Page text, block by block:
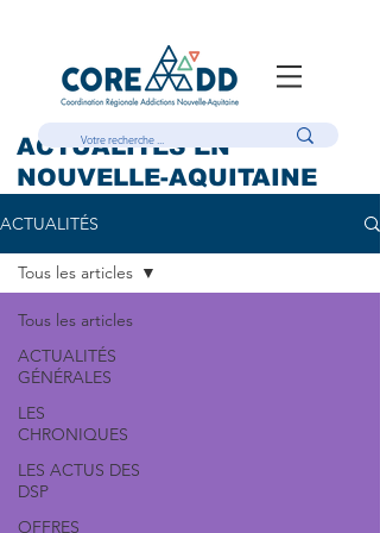
ACTUALITÉS EN
NOUVELLE-AQUITAINE
ACTUALITÉS
Tous les articles
ACTUALITÉS
GÉNÉRALES
LES
CHRONIQUES
LES ACTUS DES
DSP
OFFRES
Tous les articles